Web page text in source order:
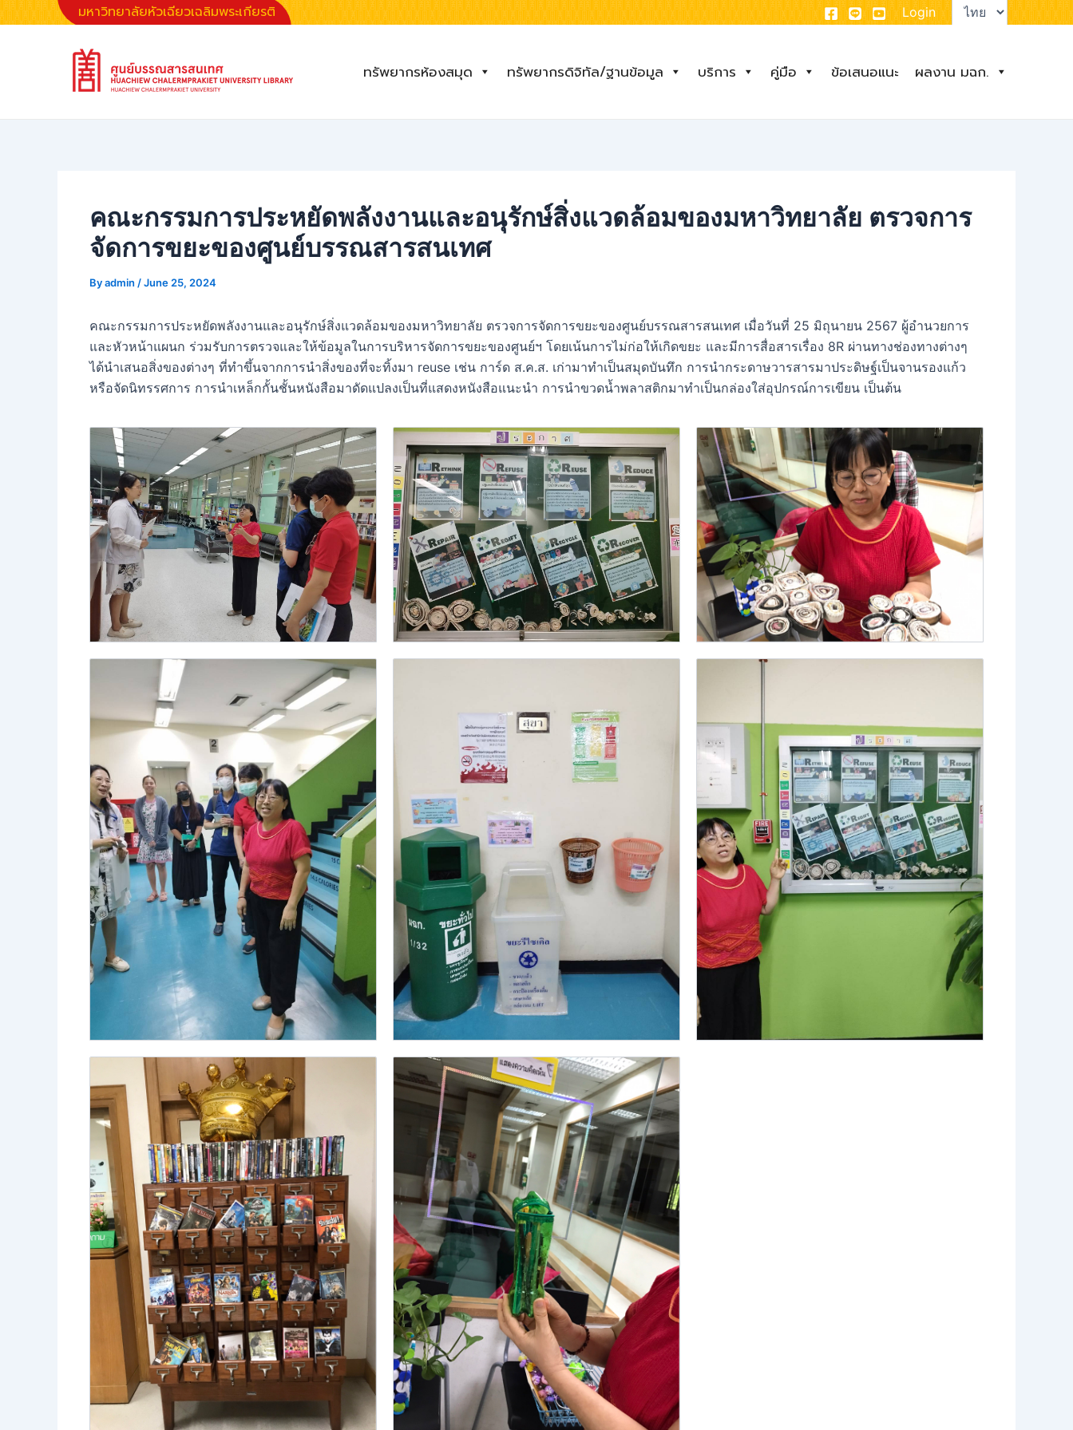
Skip
มหาวิทยาลัยหัวเฉียวเฉลิมพระเกียรติ Login
Choose
a
ทรัพยากรห้องสมุด ทรัพยากรดิจิทัล/ฐานข้อมูล บริการ คู่มือ ข้อเสนอแนะ ผลงาน มฉก.
คณะกรรมการประหยัดพลังงานและอนุรักษ์สิ่งแวดล้อมของมหาวิทยาลัย ตรวจการ
จัดการขยะของศูนย์บรรณสารสนเทศ
Byadmin /June 25, 2024
คณะกรรมการประหยัดพลังงานและอนุรักษ์สิ่งแวดล้อมของมหาวิทยาลัย ตรวจการจัดการขยะของศูนย์บรรณสารสนเทศ เมื่อวันที่ 25 มิถุนายน 2567 ผู้อำนวยการ
และหัวหน้าแผนก ร่วมรับการตรวจและให้ข้อมูลในการบริหารจัดการขยะของศูนย์ฯ โดยเน้นการไม่ก่อให้เกิดขยะ และมีการสื่อสารเรื่อง 8R ผ่านทางช่องทางต่างๆ
ได้นำเสนอสิ่งของต่างๆ ที่ทำขึ้นจากการนำสิ่งของที่จะทิ้งมา reuse เช่น การ์ด ส.ค.ส. เก่ามาทำเป็นสมุดบันทึก การนำกระดาษวารสารมาประดิษฐ์เป็นจานรองแก้ว
หรือจัดนิทรรศการ การนำเหล็กกั้นชั้นหนังสือมาดัดแปลงเป็นที่แสดงหนังสือแนะนำ การนำขวดน้ำพลาสติกมาทำเป็นกล่องใส่อุปกรณ์การเขียน เป็นต้น
Post